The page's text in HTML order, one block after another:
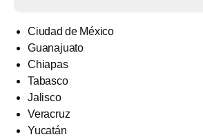
Ciudad de México
Guanajuato
Chiapas
Tabasco
Jalisco
Veracruz
Yucatán